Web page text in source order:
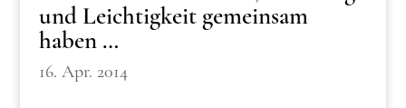
und Leichtigkeit gemeinsam
haben …
16. Apr. 2014